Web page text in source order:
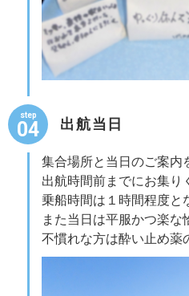
step
04 出航当日
集合場所と当日のご案内
出航時間前までにお集り
乗船時間は１時間程度と
また当日は平服かつ楽な
不慣れな方は酔い止め薬